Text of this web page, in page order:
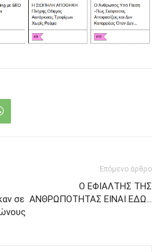
σε
Επόμενο άρθρο
Ο ΕΦΙΑΛΤΗΣ ΤΗΣ
ΑΝΘΡΩΠΟΤΗΤΑΣ ΕΙΝΑΙ ΕΔΩ…